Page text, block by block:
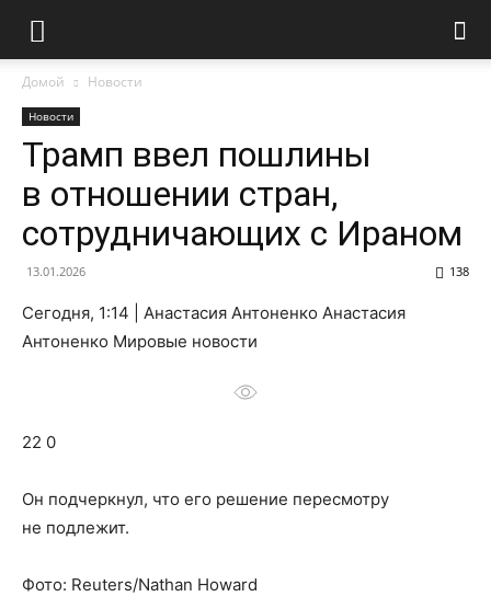
Домой Новости
Новости
Трамп ввел пошлины
в отношении стран,
сотрудничающих с Ираном
13.01.2026 138
Сегодня, 1:14 | Анастасия Антоненко Анастасия
Антоненко Мировые новости
22 0
Он подчеркнул, что его решение пересмотру
не подлежит.
Фото: Reuters/Nathan Howard